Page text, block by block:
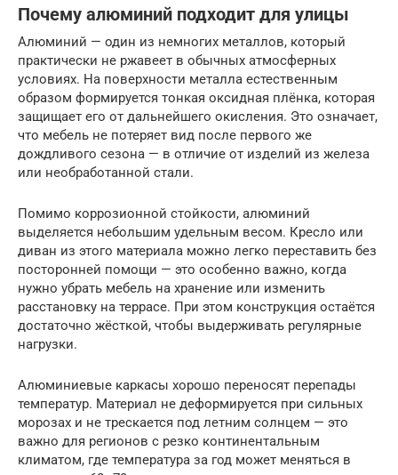
Почему алюминий подходит для улицы
Алюминий — один из немногих металлов, который
практически не ржавеет в обычных атмосферных
условиях. На поверхности металла естественным
образом формируется тонкая оксидная плёнка, которая
защищает его от дальнейшего окисления. Это означает,
что мебель не потеряет вид после первого же
дождливого сезона — в отличие от изделий из железа
или необработанной стали.
Помимо коррозионной стойкости, алюминий
выделяется небольшим удельным весом. Кресло или
диван из этого материала можно легко переставить без
посторонней помощи — это особенно важно, когда
нужно убрать мебель на хранение или изменить
расстановку на террасе. При этом конструкция остаётся
достаточно жёсткой, чтобы выдерживать регулярные
нагрузки.
Алюминиевые каркасы хорошо переносят перепады
температур. Материал не деформируется при сильных
морозах и не трескается под летним солнцем — это
важно для регионов с резко континентальным
климатом, где температура за год может меняться в